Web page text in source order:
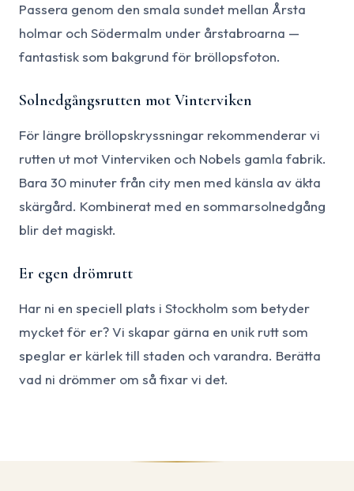
Passera genom den smala sundet mellan Årsta
holmar och Södermalm under årstabroarna —
fantastisk som bakgrund för bröllopsfoton.
Solnedgångsrutten mot Vinterviken
För längre bröllopskryssningar rekommenderar vi
rutten ut mot Vinterviken och Nobels gamla fabrik.
Bara 30 minuter från city men med känsla av äkta
skärgård. Kombinerat med en sommarsolnedgång
blir det magiskt.
Er egen drömrutt
Har ni en speciell plats i Stockholm som betyder
mycket för er? Vi skapar gärna en unik rutt som
speglar er kärlek till staden och varandra. Berätta
vad ni drömmer om så fixar vi det.